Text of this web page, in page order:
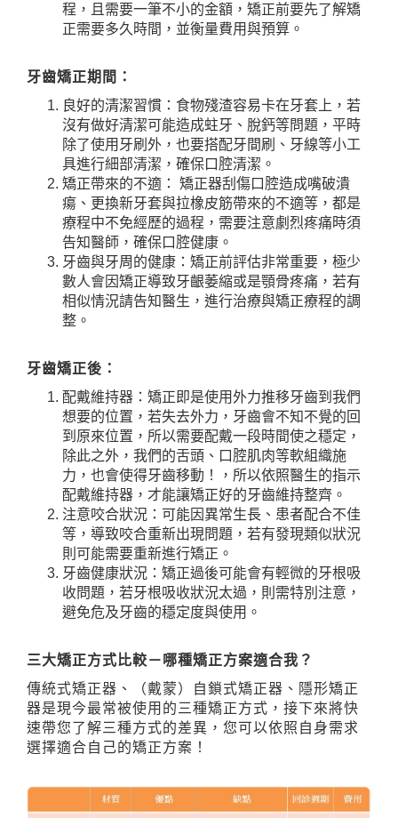
程，且需要一筆不小的金額，矯正前要先了解矯
正需要多久時間，並衡量費用與預算。
牙齒矯正期間：
良好的清潔習慣：食物殘渣容易卡在牙套上，若
沒有做好清潔可能造成蛀牙、脫鈣等問題，平時
除了使用牙刷外，也要搭配牙間刷、牙線等小工
具進行細部清潔，確保口腔清潔。
矯正帶來的不適： 矯正器刮傷口腔造成嘴破潰
瘍、更換新牙套與拉橡皮筋帶來的不適等，都是
療程中不免經歷的過程，需要注意劇烈疼痛時須
告知醫師，確保口腔健康。
牙齒與牙周的健康：矯正前評估非常重要，極少
數人會因矯正導致牙齦萎縮或是顎骨疼痛，若有
相似情況請告知醫生，進行治療與矯正療程的調
整。
牙齒矯正後：
配戴維持器：矯正即是使用外力推移牙齒到我們
想要的位置，若失去外力，牙齒會不知不覺的回
到原來位置，所以需要配戴一段時間使之穩定，
除此之外，我們的舌頭、口腔肌肉等軟組織施
力， 也會使得牙齒移動！
，所以依照醫生的指示
配戴維持器，才能讓矯正好的牙齒維持整齊。
注意咬合狀況：可能因異常生長、患者配合不佳
等，導致咬合重新出現問題，若有發現類似狀況
則可能需要重新進行矯正。
牙齒健康狀況：矯正過後可能會有輕微的牙根吸
收問題，若牙根吸收狀況太過，則需特別注意，
避免危及牙齒的穩定度與使用。
三大矯正方式比較－哪種矯正方案適合我？
傳統式矯正器、（戴蒙）自鎖式矯正器、隱形矯正
器是現今最常被使用的三種矯正方式，接下來將快
速帶您了解三種方式的差異，您可以依照自身需求
選擇適合自己的矯正方案！